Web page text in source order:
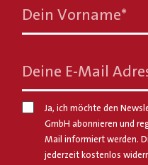
Dein Vorname*
Deine E-Mail
Ja, ich möchte den
GmbH abonnieren und
Mail informiert werden.
jederzeit kostenlos